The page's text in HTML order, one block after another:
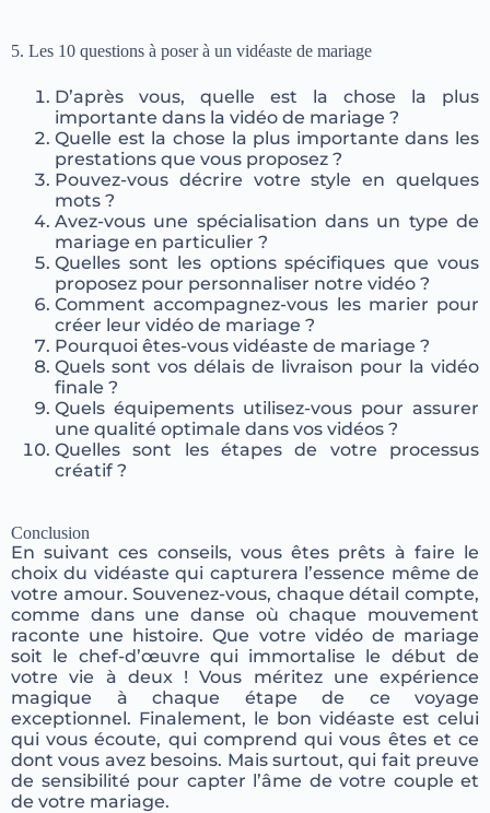
5. Les 10 questions à poser à un vidéaste de mariage
D’après vous, quelle est la chose la plus
importante dans la vidéo de mariage ?
Quelle est la chose la plus importante dans les
prestations que vous proposez ?
Pouvez-vous décrire votre style en quelques
mots ?
Avez-vous une spécialisation dans un type de
mariage en particulier ?
Quelles sont les options spécifiques que vous
proposez pour personnaliser notre vidéo ?
Comment accompagnez-vous les marier pour
créer leur vidéo de mariage ?
Pourquoi êtes-vous vidéaste de mariage ?
Quels sont vos délais de livraison pour la vidéo
finale ?
Quels équipements utilisez-vous pour assurer
une qualité optimale dans vos vidéos ?
Quelles sont les étapes de votre processus
créatif ?
Conclusion
En suivant ces conseils, vous êtes prêts à faire le
choix du vidéaste qui capturera l’essence même de
votre amour. Souvenez-vous, chaque détail compte,
comme dans une danse où chaque mouvement
raconte une histoire. Que votre vidéo de mariage
soit le chef-d’œuvre qui immortalise le début de
votre vie à deux ! Vous méritez une expérience
magique à chaque étape de ce voyage
exceptionnel. Finalement, le bon vidéaste est celui
qui vous écoute, qui comprend qui vous êtes et ce
dont vous avez besoins. Mais surtout, qui fait preuve
de sensibilité pour capter l’âme de votre couple et
de votre mariage.